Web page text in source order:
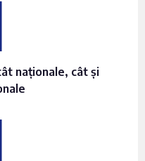
naționale, cât și